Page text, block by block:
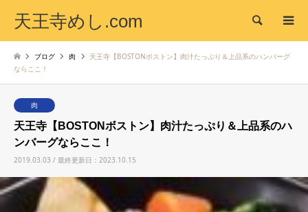
天王寺めし.com 検索
ブログ 肉
天王寺【BOSTONボストン】肉汁たっぷり＆上品系のハンバーグ
ならここ！
肉
天王寺【BOSTONボストン】肉汁たっぷり＆上品系のハ
ンバーグならここ！
2019.03.03 / 最終更新日：2023.10.15